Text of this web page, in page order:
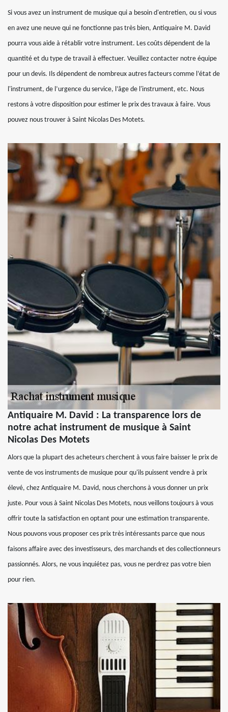
Si vous avez un instrument de musique qui a besoin d'entretien, ou si vous
en avez une neuve qui ne fonctionne pas très bien, Antiquaire M. David
pourra vous aide à rétablir votre instrument. Les coûts dépendent de la
quantité et du type de travail à effectuer. Veuillez contacter notre équipe
pour un devis. Ils dépendent de nombreux autres facteurs comme l’état de
l'instrument, de l’urgence du service, l’âge de l'instrument, etc. Nous
restons à votre disposition pour estimer le prix des travaux à faire. Vous
pouvez nous trouver à Saint Nicolas Des Motets.
Antiquaire M. David : La transparence lors de
notre achat instrument de musique à Saint
Nicolas Des Motets
Alors que la plupart des acheteurs cherchent à vous faire baisser le prix de
vente de vos instruments de musique pour qu'ils puissent vendre à prix
élevé, chez Antiquaire M. David, nous cherchons à vous donner un prix
juste. Pour vous à Saint Nicolas Des Motets, nous veillons toujours à vous
offrir toute la satisfaction en optant pour une estimation transparente.
Nous pouvons vous proposer ces prix très intéressants parce que nous
faisons affaire avec des investisseurs, des marchands et des collectionneurs
passionnés. Alors, ne vous inquiétez pas, vous ne perdrez pas votre bien
pour rien.